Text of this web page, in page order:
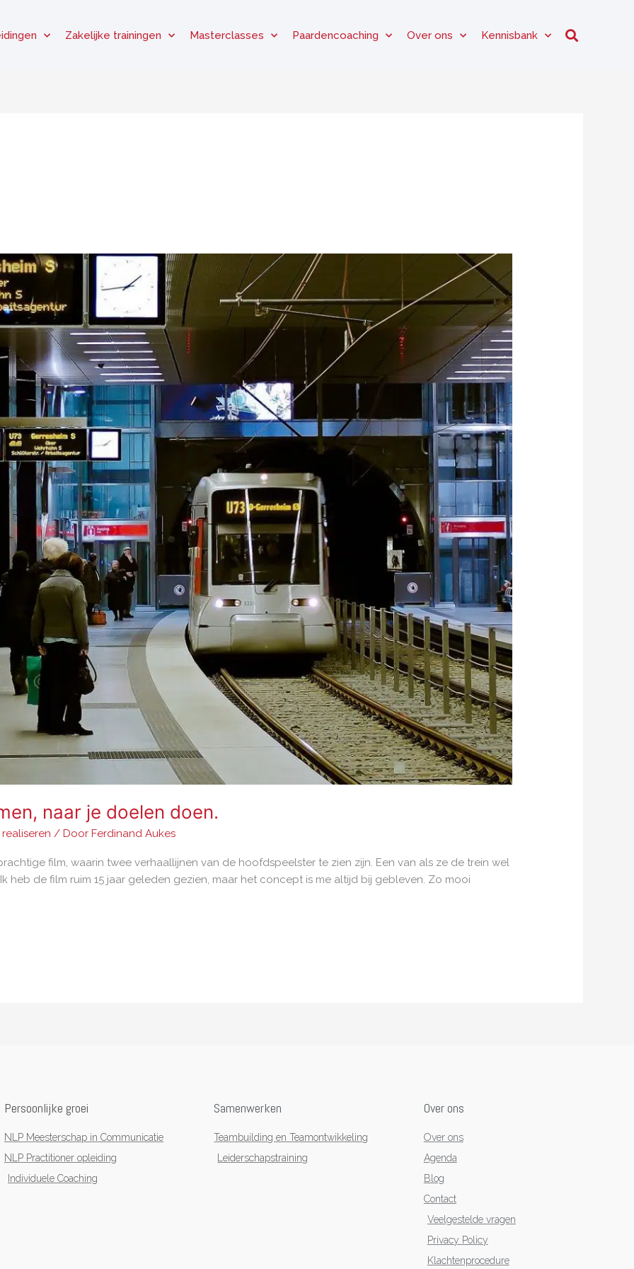
Zakelijke trainingen Masterclasses Paardencoaching Over ons Kennisbank
naar je doelen doen.
/ DoorFerdinand Aukes
film, waarin twee verhaallijnen van de hoofdspeelster te zien zijn. Een van als ze de trein wel
heb de film ruim 15 jaar geleden gezien, maar het concept is me altijd bij gebleven. Zo mooi
Persoonlijke groei
NLP Meesterschap in Communicatie
NLP Practitioner opleiding
Individuele Coaching
Samenwerken
Teambuilding en Teamontwikkeling
Leiderschapstraining
Over ons
Over ons
Agenda
Blog
Contact
Veelgestelde vragen
Privacy Policy
Klachtenprocedure